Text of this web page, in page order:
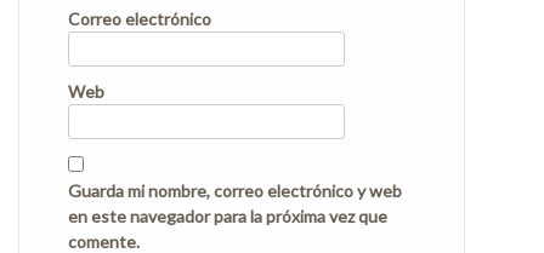
Correo electrónico
Web
Guarda mi nombre, correo electrónico y web
en este navegador para la próxima vez que
comente.